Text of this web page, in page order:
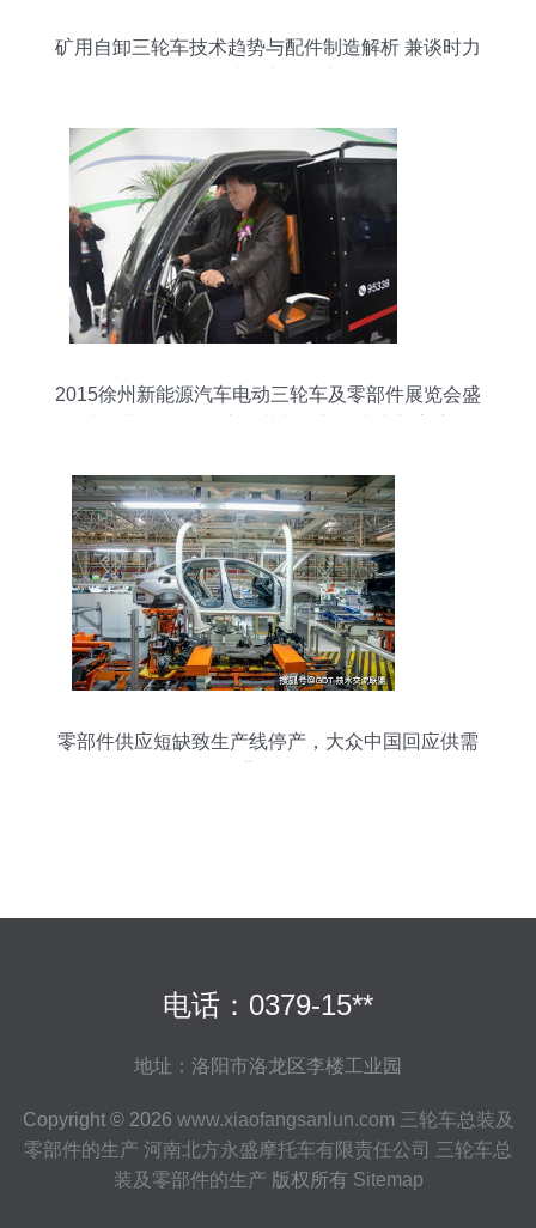
矿用自卸三轮车技术趋势与配件制造解析 兼谈时力
2015徐州新能源汽车电动三轮车及零部件展览会盛
零部件供应短缺致生产线停产，大众中国回应供需
电话：0379-15**
地址：洛阳市洛龙区李楼工业园
Copyright © 2026 www.xiaofangsanlun.com 三轮车总装及
零部件的生产 河南北方永盛摩托车有限责任公司 三轮车总
装及零部件的生产 版权所有 Sitemap